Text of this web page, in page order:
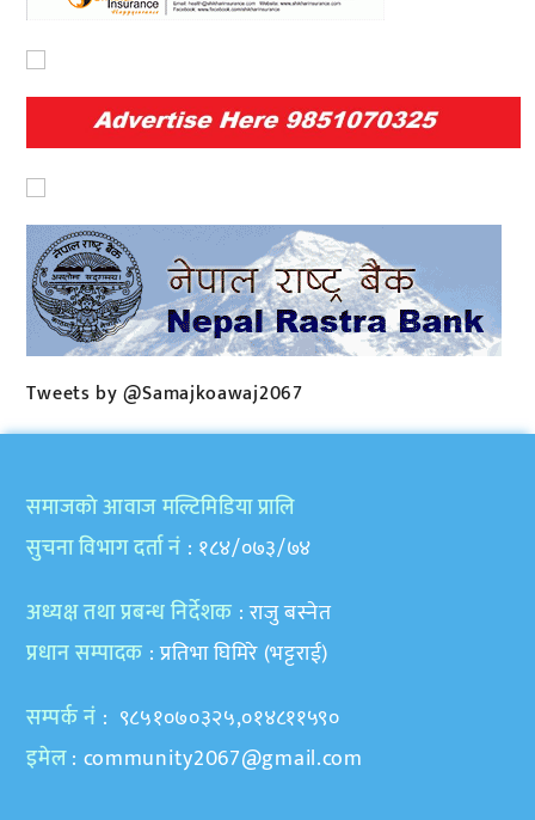
Tweets by @Samajkoawaj2067
समाजकाे आवाज मल्टिमिडिया प्रालि
सुचना विभाग दर्ता नं : १८४/०७३/७४
अध्यक्ष तथा प्रबन्ध निर्देशक : राजु बस्नेत
प्रधान सम्पादक : प्रतिभा घिमिरे (भट्टराई)
सम्पर्क नं : ९८५१०७०३२५,०१४८११५९०
इमेल: community2067@gmail.com